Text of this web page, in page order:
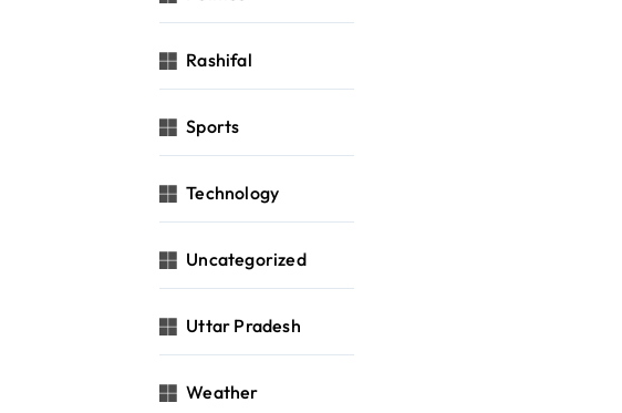
Rashifal
Sports
Technology
Uncategorized
Uttar Pradesh
Weather